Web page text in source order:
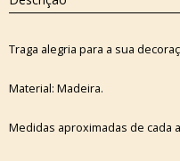
Traga alegria para a sua
Material: Madeira.
Medidas aproximadas de cada